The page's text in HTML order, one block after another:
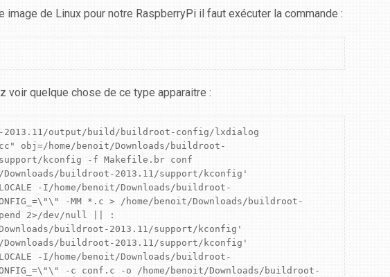
image de Linux pour notre RaspberryPi il faut exécuter la commande :
voir quelque chose de ce type apparaitre :
2013.11/output/build/buildroot-config/lxdialog
obj=/home/benoit/Downloads/buildroot-
kconfig -f Makefile.br conf
buildroot-2013.11/support/kconfig'
-I/home/benoit/Downloads/buildroot-
-MM *.c > /home/benoit/Downloads/buildroot-
2>/dev/null || :
buildroot-2013.11/support/kconfig'
buildroot-2013.11/support/kconfig'
-I/home/benoit/Downloads/buildroot-
-c conf.c -o /home/benoit/Downloads/buildroot-